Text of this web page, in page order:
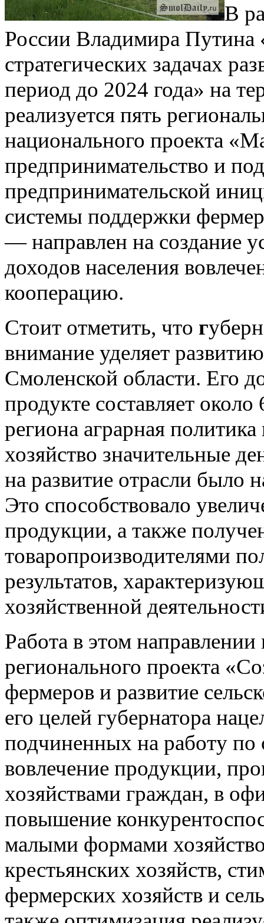
В
России Владимира
стратегических задачах
период до 2024 года» на
реализуется пять
национального проекта
предпринимательство и
предпринимательской
системы поддержки
— направлен на создание
доходов населения
кооперацию.
Стоит отметить, что г
внимание уделяет
Смоленской области. Его
продукте составляет около
региона аграрная
хозяйство значительные
на развитие отрасли было
Это способствовало
продукции, а также
товаропроизводителями
результатов,
хозяйственной
Работа в этом
регионального проекта
фермеров и развитие
его целей губернатора
подчиненных на работу
вовлечение продукции,
хозяйствами граждан, в
повышение
малыми формами
крестьянских хозяйств,
фермерских хозяйств и